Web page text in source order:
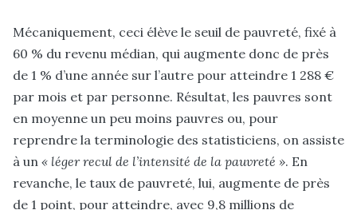
Mécaniquement, ceci élève le seuil de pauvreté, fixé à
60 % du revenu médian, qui augmente donc de près
de 1 % d’une année sur l’autre pour atteindre 1 288 €
par mois et par personne. Résultat, les pauvres sont
en moyenne un peu moins pauvres ou, pour
reprendre la terminologie des statisticiens, on assiste
à un « léger recul de l’intensité de la pauvreté ». En
revanche, le taux de pauvreté, lui, augmente de près
de 1 point, pour atteindre, avec 9,8 millions de